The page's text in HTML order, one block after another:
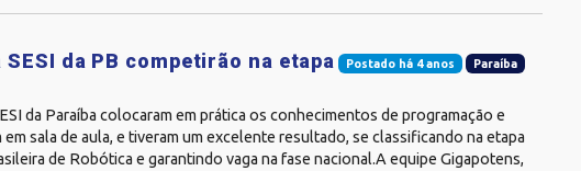
Postado há 4 anos Paraíba
da PB competirão na etapa
da Paraíba colocaram em prática os conhecimentos de programação e
sala de aula, e tiveram um excelente resultado, se classificando na etapa
de Robótica e garantindo vaga na fase nacional.A equipe Gigapotens,